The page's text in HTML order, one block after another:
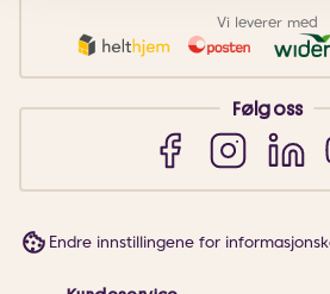
Vi leverer med
Følg oss
Endre innstillingene for